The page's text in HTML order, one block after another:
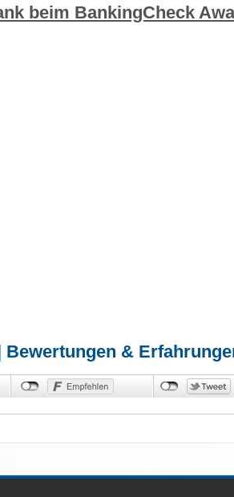
beim BankingCheck
Bewertungen &